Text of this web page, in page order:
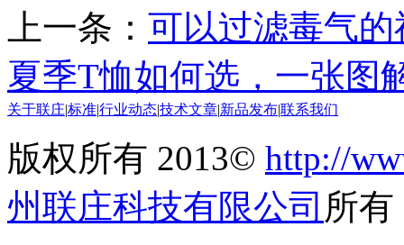
上一条： 可以过滤毒气
夏季T恤如何选，一张图
关于联庄标准行业动态技术文章 新品发布联系我们
版权所有 2013© http://
州联庄科技有限公司 所